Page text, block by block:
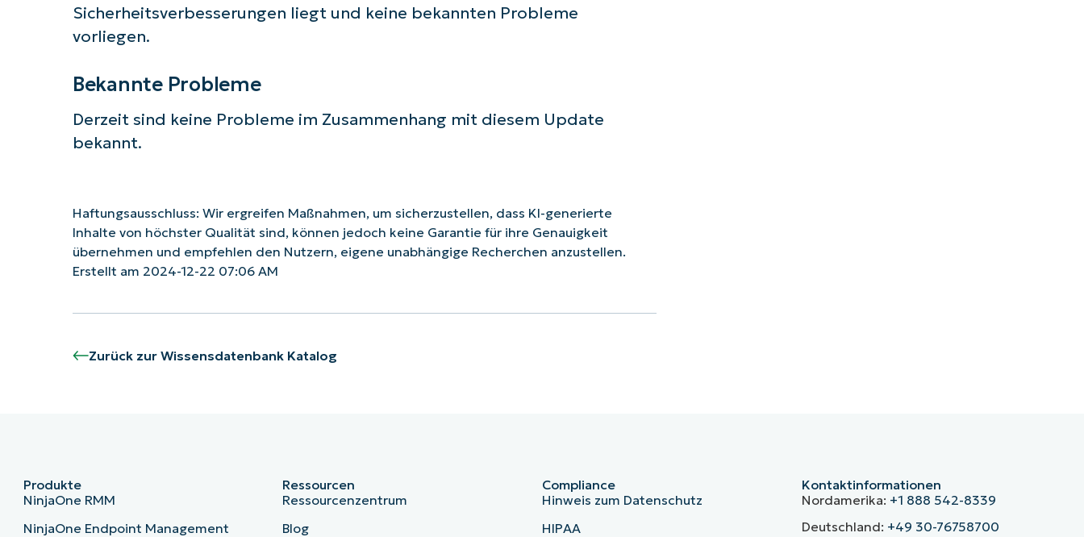
Sicherheitsverbesserungen liegt und keine bekannten Probleme
vorliegen.
Bekannte Probleme
Derzeit sind keine Probleme im Zusammenhang mit diesem Update
bekannt.
Haftungsausschluss: Wir ergreifen Maßnahmen, um sicherzustellen, dass KI-generierte
Inhalte von höchster Qualität sind, können jedoch keine Garantie für ihre Genauigkeit
übernehmen und empfehlen den Nutzern, eigene unabhängige Recherchen anzustellen.
Erstellt am 2024-12-22 07:06 AM
Zurück zur Wissensdatenbank Katalog
Produkte
NinjaOne RMM
NinjaOne Endpoint Management
Ressourcen
Ressourcenzentrum
Blog
Compliance
Hinweis zum Datenschutz
HIPAA
Kontaktinformationen
Nordamerika: +1 888 542-8339
Deutschland: +49 30-76758700